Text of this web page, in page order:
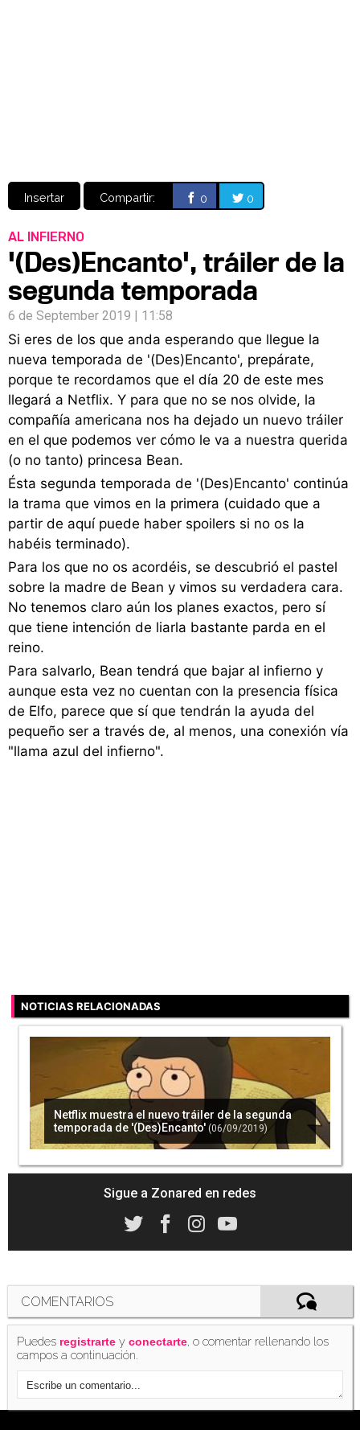
Insertar Compartir: 0 0
AL INFIERNO
'(Des)Encanto', tráiler de la
segunda temporada
6 de September 2019 | 11:58
Si eres de los que anda esperando que llegue la
nueva temporada de '(Des)Encanto', prepárate,
porque te recordamos que el día 20 de este mes
llegará a Netflix. Y para que no se nos olvide, la
compañía americana nos ha dejado un nuevo tráiler
en el que podemos ver cómo le va a nuestra querida
(o no tanto) princesa Bean.
Ésta segunda temporada de '(Des)Encanto' continúa
la trama que vimos en la primera (cuidado que a
partir de aquí puede haber spoilers si no os la
habéis terminado).
Para los que no os acordéis, se descubrió el pastel
sobre la madre de Bean y vimos su verdadera cara.
No tenemos claro aún los planes exactos, pero sí
que tiene intención de liarla bastante parda en el
reino.
Para salvarlo, Bean tendrá que bajar al infierno y
aunque esta vez no cuentan con la presencia física
de Elfo, parece que sí que tendrán la ayuda del
pequeño ser a través de, al menos, una conexión vía
"llama azul del infierno".
NOTICIAS RELACIONADAS
Netflix muestra el nuevo tráiler de la segunda
temporada de '(Des)Encanto' (06/09/2019)
Sigue a Zonared en redes
COMENTARIOS
Puedes registrarte yconectarte, o comentar rellenando los
campos a continuación.